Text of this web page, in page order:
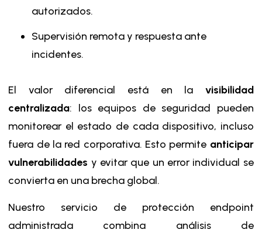
autorizados.
Supervisión remota y respuesta ante
incidentes.
El valor diferencial está en la visibilidad
centralizada: los equipos de seguridad pueden
monitorear el estado de cada dispositivo, incluso
fuera de la red corporativa. Esto permite anticipar
vulnerabilidades y evitar que un error individual se
convierta en una brecha global.
Nuestro servicio de protección endpoint
administrada combina análisis de